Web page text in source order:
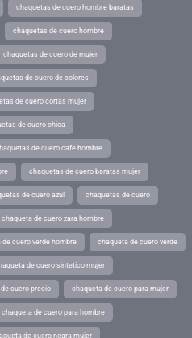
chaquetas de cuero hombre baratas
chaquetas de cuero hombre
chaquetas de cuero de mujer
de cuero de colores
de cuero cortas mujer
de cuero chica
de cuero cafe hombre
chaquetas de cuero baratas mujer
de cuero azul chaquetas de cuero
chaqueta de cuero zara hombre
de cuero verde hombre chaqueta de cuero verde
de cuero sintetico mujer
cuero precio chaqueta de cuero para mujer
chaqueta de cuero para hombre
de cuero negra mujer